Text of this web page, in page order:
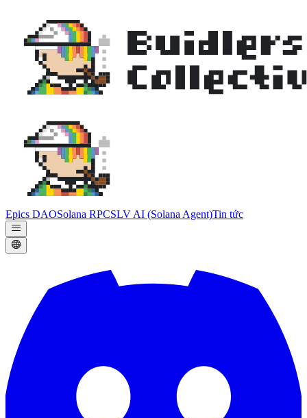
Epics DAOSolana RPCSLV AI (Solana Agent)Tin tức